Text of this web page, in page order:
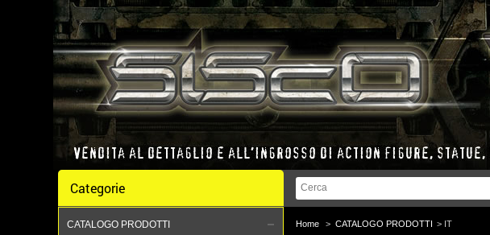
Categorie
CATALOGO PRODOTTI Home > CATALOGO PRODOTTI > IT